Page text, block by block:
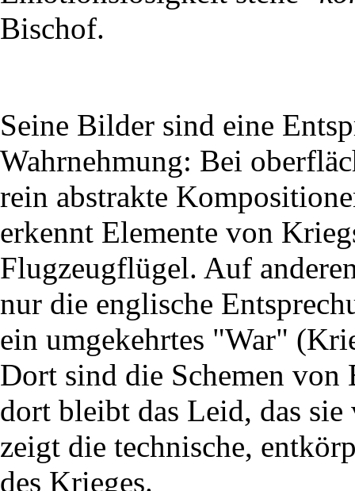
Bischof.
Seine Bilder sind eine
Wahrnehmung: Bei
rein abstrakte
erkennt Elemente von
Flugzeugflügel. Auf
nur die englische
ein umgekehrtes "War"
Dort sind die Schemen von
dort bleibt das Leid, das
zeigt die technische,
des Krieges.